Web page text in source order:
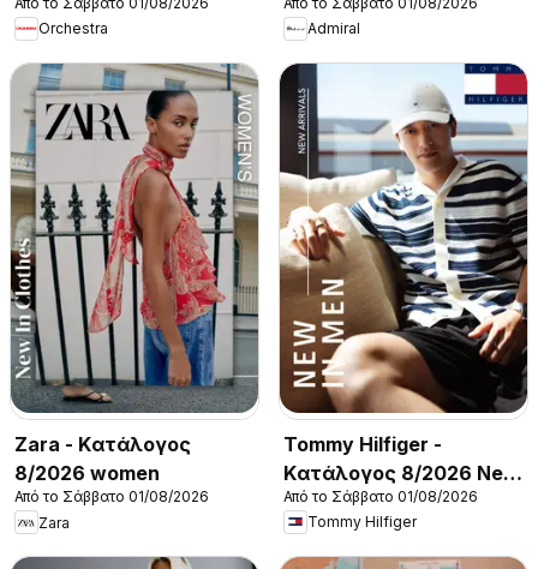
Orchestra
Admiral
Zara - Kατάλογος
8/2026 women
Από το Σάββατο 01/08/2026
Zara
Tommy Hilfiger -
Kατάλογος 8/2026 New
in Men
Από το Σάββατο 01/08/2026
Tommy Hilfiger